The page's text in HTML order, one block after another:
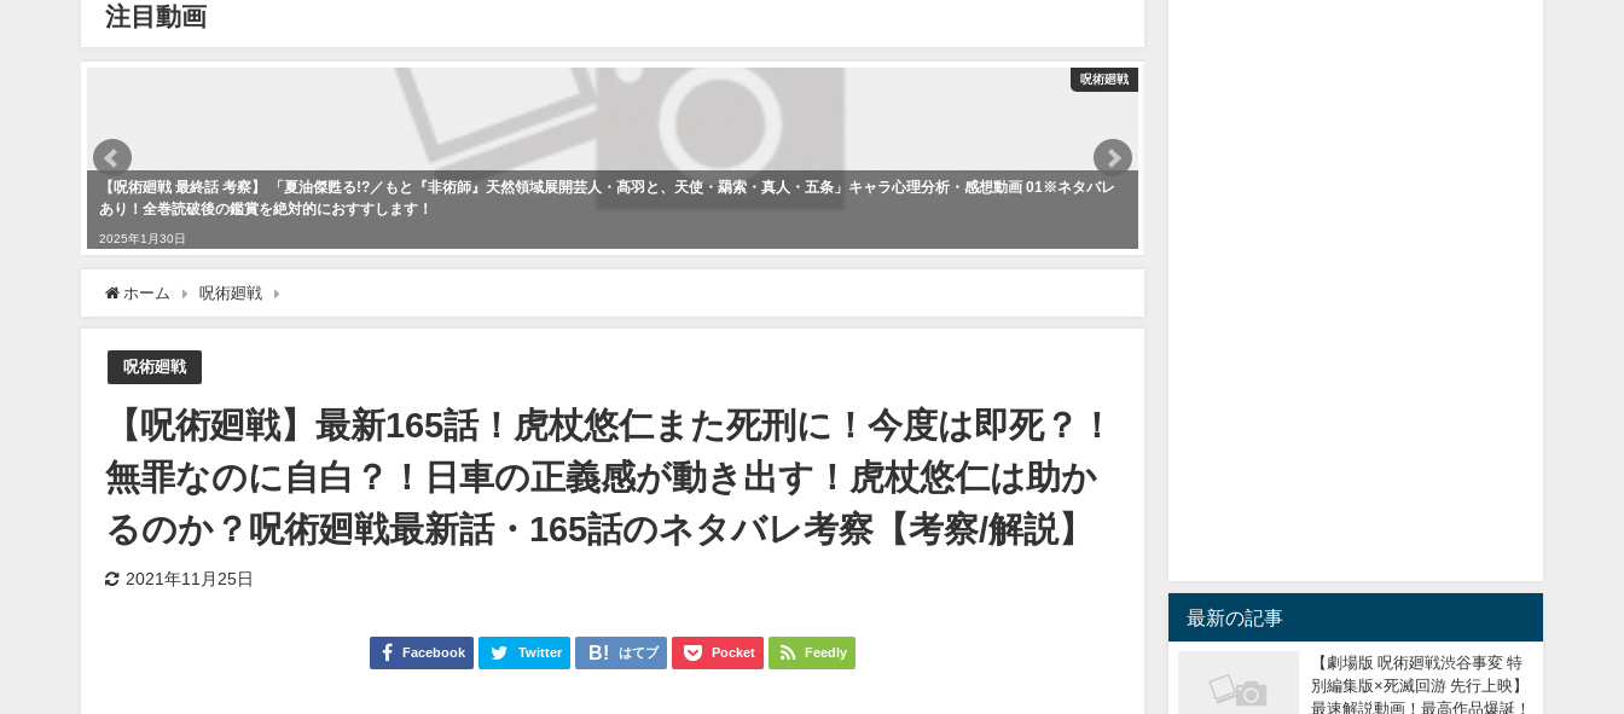
注目動画
呪術廻戦
【呪術廻戦 最終話 考察】 「夏油傑甦る!?／もと『非術師』天然領域展開芸人・髙羽と、天使・羂索・真人・五条」キャラ心理分析・感想動画 01※ネタバレ
あり！全巻読破後の鑑賞を絶対的におすすします！
2025年1月30日
ホーム 呪術廻戦
呪術廻戦
【呪術廻戦】最新165話！虎杖悠仁また死刑に！今度は即死？！
無罪なのに自白？！日車の正義感が動き出す！虎杖悠仁は助か
るのか？呪術廻戦最新話・165話のネタバレ考察【考察/解説】
2021年11月25日
Facebook Twitter はてブ Pocket Feedly
最新の記事
【劇場版 呪術廻戦渋谷事変 特
別編集版×死滅回游 先行上映】
最速解説動画！最高作品爆誕！